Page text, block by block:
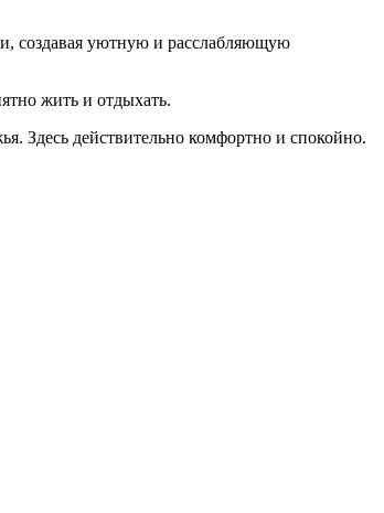
создавая уютную и расслабляющую
жить и отдыхать.
Здесь действительно комфортно и спокойно.